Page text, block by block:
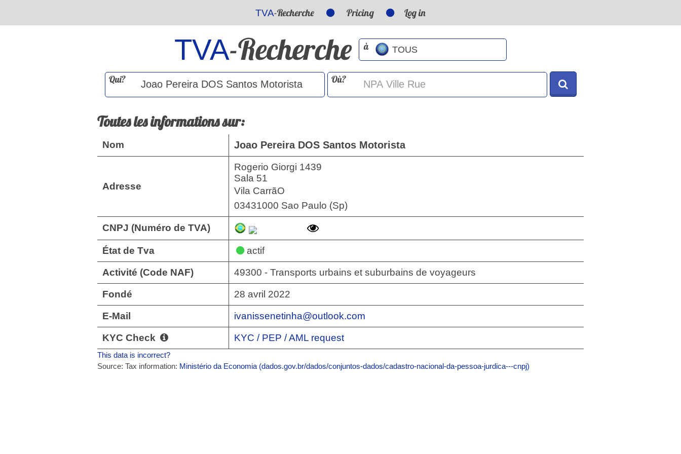
TVA-Recherche Pricing Log in
TVA-Recherche à
Qui? Où?
Toutes les informations sur:
Nom Joao Pereira DOS Santos Motorista
Adresse
Rogerio Giorgi 1439
Sala 51
Vila CarrãO
03431000 Sao Paulo (Sp)
CNPJ (Numéro de TVA)
État de Tva actif
Activité (Code NAF) 49300 - Transports urbains et suburbains de voyageurs
Fondé 28 avril 2022
E-Mail ivanissenetinha@outlook.com
KYC Check KYC / PEP / AML request
This data is incorrect?
Source: Tax information: Ministério da Economia (dados.gov.br/dados/conjuntos-dados/cadastro-nacional-da-pessoa-jurdica---cnpj)